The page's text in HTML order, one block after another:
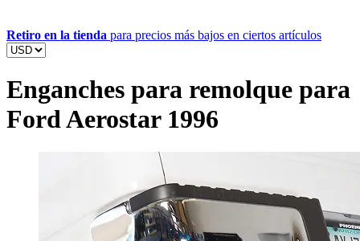
Retiro en la tienda para precios más bajos en ciertos artículos
Enganches para remolque para
Ford Aerostar 1996